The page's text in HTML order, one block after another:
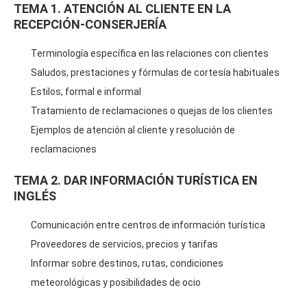
TEMA 1. ATENCIÓN AL CLIENTE EN LA
RECEPCIÓN-CONSERJERÍA
Terminología específica en las relaciones con clientes
Saludos, prestaciones y fórmulas de cortesía habituales
Estilos, formal e informal
Tratamiento de reclamaciones o quejas de los clientes
Ejemplos de atención al cliente y resolución de
reclamaciones
TEMA 2. DAR INFORMACIÓN TURÍSTICA EN
INGLÉS
Comunicación entre centros de información turística
Proveedores de servicios, precios y tarifas
Informar sobre destinos, rutas, condiciones
meteorológicas y posibilidades de ocio